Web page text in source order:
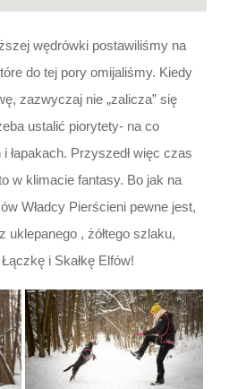
wędrówki postawiliśmy na
do tej pory omijaliśmy. Kiedy
zazwyczaj nie „zalicza” się
ustalić piorytety- na co
łapakach. Przyszedł więc czas
w klimacie fantasy. Bo jak na
Władcy Pierścieni pewne jest,
uklepanego , żółtego szlaku,
i Skałkę Elfów!